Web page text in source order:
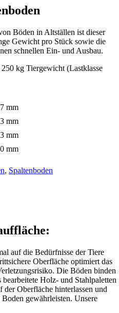
Böden in Altställen ist dieser
Gewicht pro Stück sowie die
schnellen Ein- und Ausbau.
kg Tiergewicht (Lastklasse
mm
mm
mm
mm
, Spaltenboden
auf die Bedürfnisse der Tiere
Oberfläche optimiert das
Die Böden binden
Holz- und Stahlpaletten
der Oberfläche hinterlassen und
gewährleisten. Unsere